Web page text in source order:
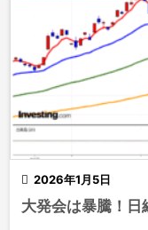
 2026年1月5日
大発会は暴騰！日